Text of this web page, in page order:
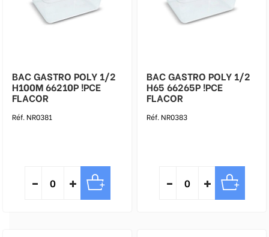
BAC GASTRO POLY 1/2
H100M 66210P !PCE
FLACOR
Réf. NR0381
BAC GASTRO POLY 1/2
H65 66265P !PCE
FLACOR
Réf. NR0383